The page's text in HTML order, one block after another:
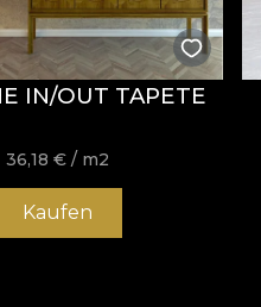
IN/OUT TAPETE
36,18€ / m2
Kaufen